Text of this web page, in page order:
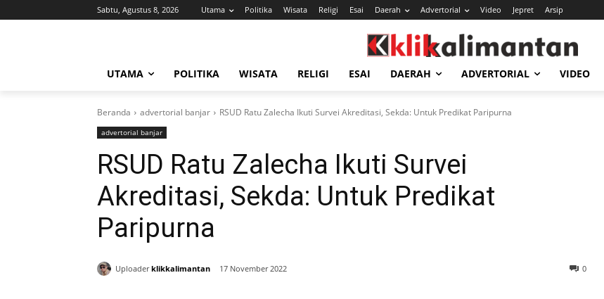
Sabtu, Agustus 8, 2026 Utama Politika Wisata Religi Esai Daerah Advertorial Video Jepret Arsip
UTAMA POLITIKA WISATA RELIGI ESAI DAERAH ADVERTORIAL VIDEO
Beranda advertorial banjar RSUD Ratu Zalecha Ikuti Survei Akreditasi, Sekda: Untuk Predikat Paripurna
advertorial banjar
RSUD Ratu Zalecha Ikuti Survei
Akreditasi, Sekda: Untuk Predikat
Paripurna
Uploader klikkalimantan 17 November 2022 0